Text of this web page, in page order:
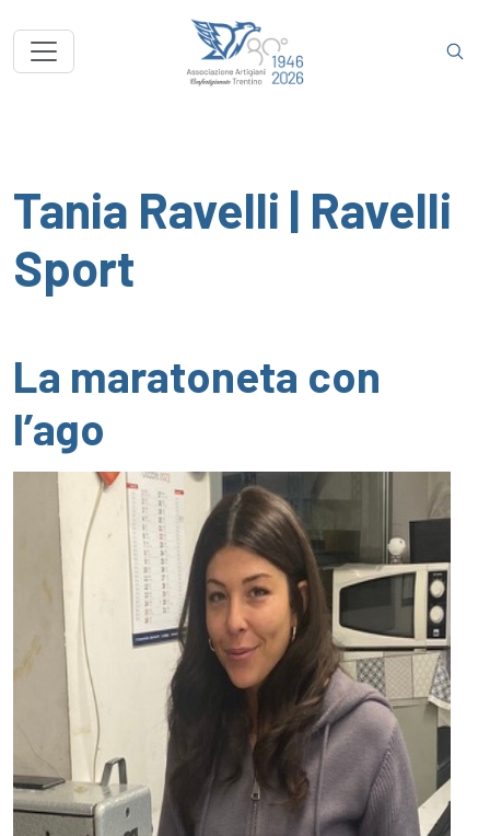
Tania Ravelli | Ravelli
Sport
La maratoneta con
l’ago